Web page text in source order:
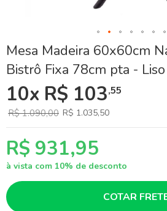
Mesa Madeira 60x60cm
Bistrô Fixa 78cm pta - Liso
10x R$ 103,55
R$ 1.090,00 R$ 1.035,50
R$ 931,95
à vista com 10% de desconto
COTAR
Skip
to
the
of
the
images